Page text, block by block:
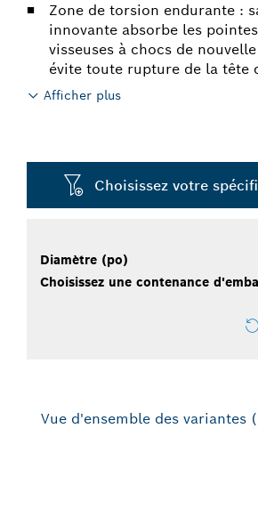
Zone de torsion endurante :
innovante absorbe les
visseuses à chocs de
évite toute rupture de la tête
Afficher plus
Choisissez votre
Diamètre (po)
Choisissez une contenance
Vue d'ensemble des variantes